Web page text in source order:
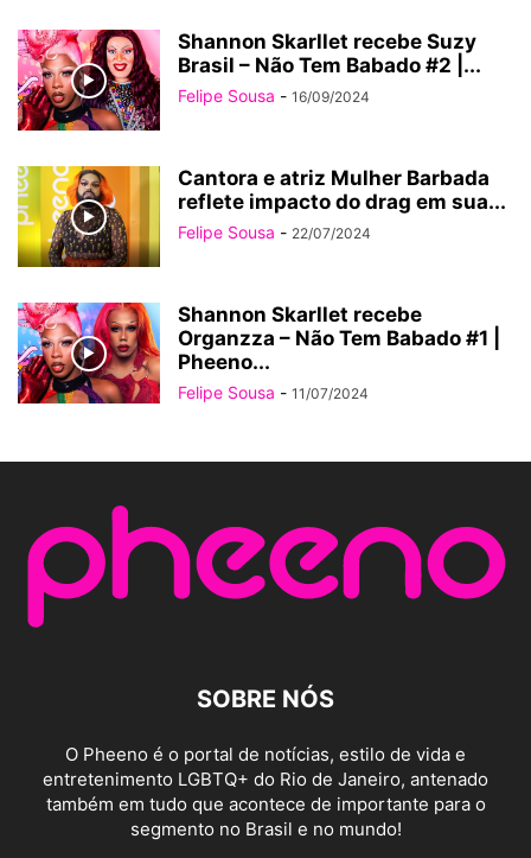
Shannon Skarllet recebe Suzy
Brasil – Não Tem Babado #2 |...
Felipe Sousa - 16/09/2024
Cantora e atriz Mulher Barbada
reflete impacto do drag em sua...
Felipe Sousa - 22/07/2024
Shannon Skarllet recebe
Organzza – Não Tem Babado #1 |
Pheeno...
Felipe Sousa - 11/07/2024
SOBRE NÓS
O Pheeno é o portal de notícias, estilo de vida e
entretenimento LGBTQ+ do Rio de Janeiro, antenado
também em tudo que acontece de importante para o
segmento no Brasil e no mundo!